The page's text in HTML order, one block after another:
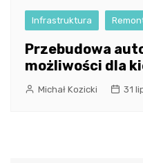
Infrastruktura
Przebudowa
możliwości dla
Michał Kozicki 31